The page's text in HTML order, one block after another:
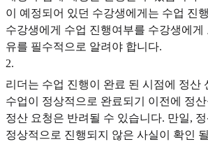
이 예정되어 있던 수강생에게는 수업 진
수강생에게 수업 진행여부를 수강생에게
유를 필수적으로 알려야 합니다.
2.
리더는 수업 진행이 완료 된 시점에 정산
수업이 정상적으로 완료되기 이전에 정
정산 요청은 반려될 수 있습니다. 만일, 정
정상적으로 진행되지 않은 사실이 확인